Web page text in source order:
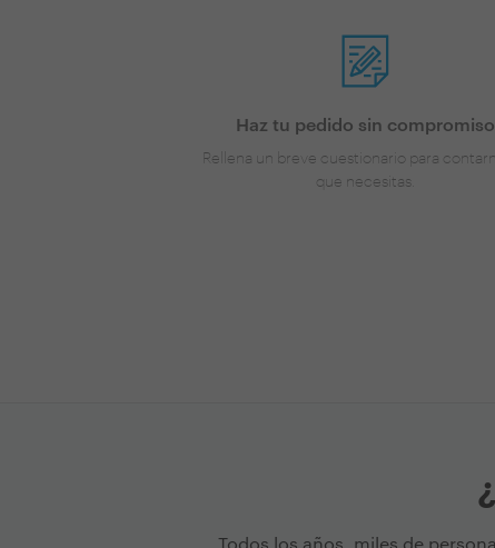
Haz tu pedido sin compromiso
Rellena un breve cuestionario para
que necesitas.